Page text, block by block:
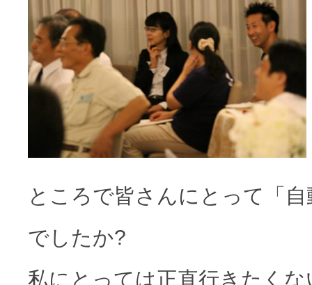
ところで皆さんにとって「
でしたか?
私にとっては正直行きたく